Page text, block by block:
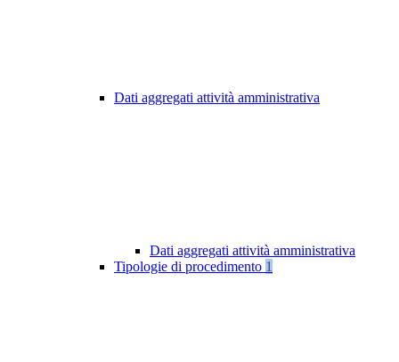
Dati aggregati attività amministrativa
Dati aggregati attività amministrativa
Tipologie di procedimento 1